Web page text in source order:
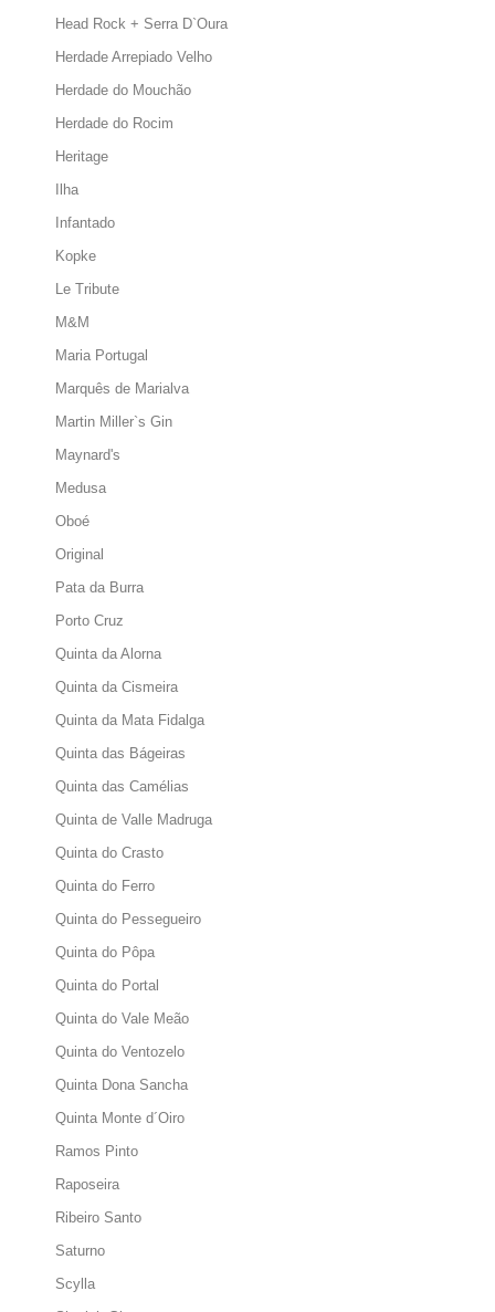
Head Rock + Serra D`Oura
Herdade Arrepiado Velho
Herdade do Mouchão
Herdade do Rocim
Heritage
Ilha
Infantado
Kopke
Le Tribute
M&M
Maria Portugal
Marquês de Marialva
Martin Miller`s Gin
Maynard's
Medusa
Oboé
Original
Pata da Burra
Porto Cruz
Quinta da Alorna
Quinta da Cismeira
Quinta da Mata Fidalga
Quinta das Bágeiras
Quinta das Camélias
Quinta de Valle Madruga
Quinta do Crasto
Quinta do Ferro
Quinta do Pessegueiro
Quinta do Pôpa
Quinta do Portal
Quinta do Vale Meão
Quinta do Ventozelo
Quinta Dona Sancha
Quinta Monte d´Oiro
Ramos Pinto
Raposeira
Ribeiro Santo
Saturno
Scylla